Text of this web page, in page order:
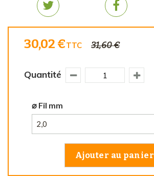
30,02 €TTC 31,60 €
Quantité
2,0
Ajouter au panier